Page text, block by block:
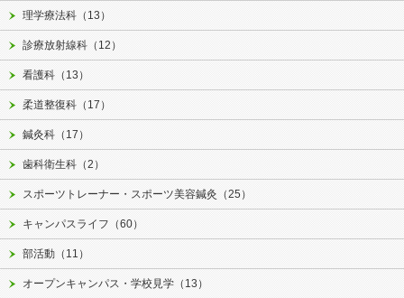
理学療法科（13）
診療放射線科（12）
看護科（13）
柔道整復科（17）
鍼灸科（17）
歯科衛生科（2）
スポーツトレーナー・スポーツ美容鍼灸（25）
キャンパスライフ（60）
部活動（11）
オープンキャンパス・学校見学（13）